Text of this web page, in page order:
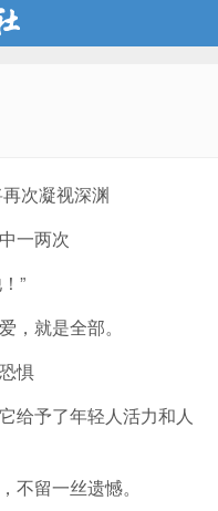
次凝视深渊
一两次
”
，就是全部。
惧
给予了年轻人活力和人
不留一丝遗憾。